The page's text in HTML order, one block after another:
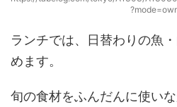
ランチでは、 日替わりの魚
めます。
旬の食材をふんだんに使い